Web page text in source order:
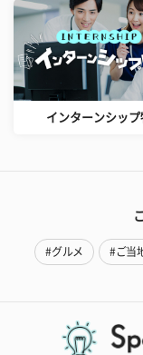
インターンシップ
#グルメ #ご当